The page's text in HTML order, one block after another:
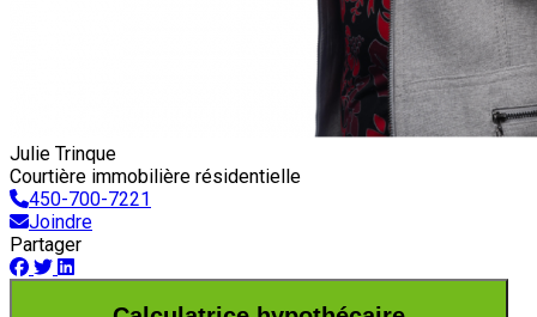
Julie Trinque
Courtière immobilière résidentielle
450-700-7221
Joindre
Partager